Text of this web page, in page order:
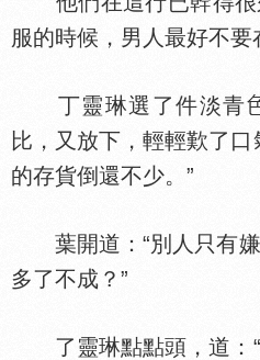
服的時候，男人最好不要
丁靈琳選了件淡青
比，又放下，輕輕歎了
的存貨倒還不少。”
葉開道：“別人只有嫌
多了不成？”
了靈琳點點頭，道：“